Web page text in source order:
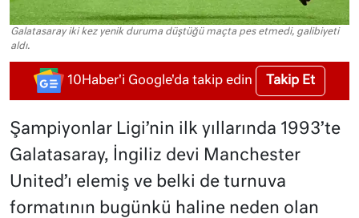
Galatasaray iki kez yenik duruma düştüğü maçta pes etmedi, galibiyeti
aldı.
10Haber'i Google'da takip edin Takip Et
Şampiyonlar Ligi’nin ilk yıllarında 1993’te
Galatasaray, İngiliz devi Manchester
United’ı elemiş ve belki de turnuva
formatının bugünkü haline neden olan